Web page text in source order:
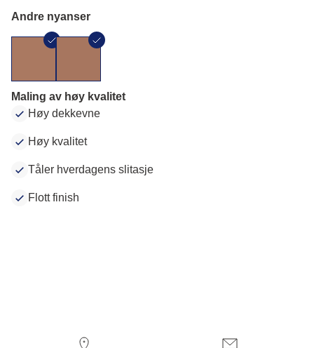
Andre nyanser
Maling av høy kvalitet
Høy dekkevne
Høy kvalitet
Tåler hverdagens slitasje
Flott finish